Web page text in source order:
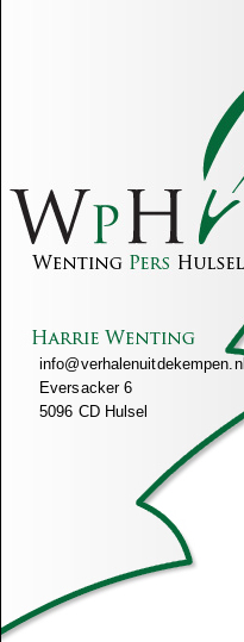
info@verhalenuitdekempen.nl
Eversacker 6
5096 CD Hulsel